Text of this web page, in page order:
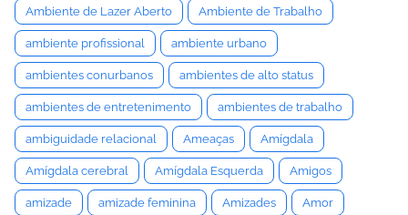
Ambiente de Lazer Aberto Ambiente de Trabalho
ambiente profissional ambiente urbano
ambientes conurbanos ambientes de alto status
ambientes de entretenimento ambientes de trabalho
ambiguidade relacional Ameaças Amígdala
Amígdala cerebral Amígdala Esquerda Amigos
amizade amizade feminina Amizades Amor